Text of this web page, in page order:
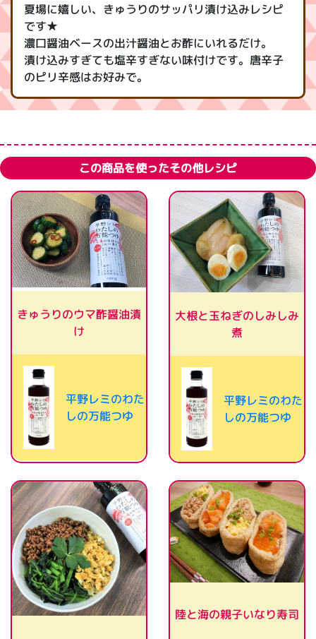
夏場に嬉しい、きゅうりのサッパリ漬け込みレシピ
です★
濃口醤油ベースの出汁醤油とお酢にいれるだけ。
漬け込みすぎても塩辛すぎない味付けです。唐辛子
のピリ辛感はお好みで。
この商品を使ったその他レシピ
きゅうりのウマ酢醤油漬
け
平野レミのわた
しの万能つゆ
大根と玉ねぎのしみしみ
煮
平野レミのわた
しの万能つゆ
陸と海の親子いなり寿司